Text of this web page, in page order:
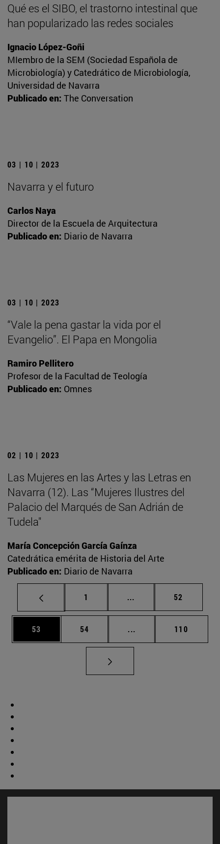
Qué es el SIBO, el trastorno intestinal que
han popularizado las redes sociales
Ignacio López-Goñi
MIembro de la SEM (Sociedad Española de
Microbiología) y Catedrático de Microbiología,
Universidad de Navarra
Publicado en: The Conversation
03 | 10 | 2023
Navarra y el futuro
Carlos Naya
Director de la Escuela de Arquitectura
Publicado en: Diario de Navarra
03 | 10 | 2023
“Vale la pena gastar la vida por el
Evangelio”. El Papa en Mongolia
Ramiro Pellitero
Profesor de la Facultad de Teología
Publicado en: Omnes
02 | 10 | 2023
Las Mujeres en las Artes y las Letras en
Navarra (12). Las “Mujeres Ilustres del
Palacio del Marqués de San Adrián de
Tudela"
María Concepción García Gaínza
Catedrática emérita de Historia del Arte
Publicado en: Diario de Navarra
Página
1 ... Páginas intermedias
Página
52
Página
53 Página
54 ... Páginas intermedias
Página
110